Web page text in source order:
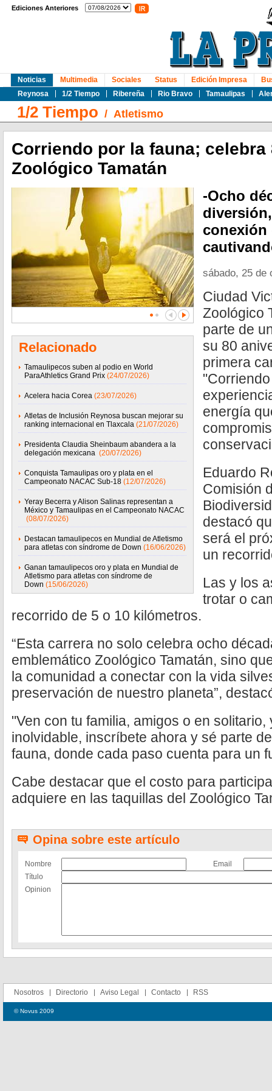
Ediciones Anteriores
Noticias
Reynosa
1/2 Tiempo Ribereña Rio Bravo Tamaulipas
Multimedia Sociales Status Edición Impresa
1/2 Tiempo / Atletismo
Corriendo por la fauna; celebra
Zoológico Tamatán
Relacionado
Tamaulipecos suben al podio en World
ParaAthletics Grand Prix (24/07/2026)
Acelera hacia Corea (23/07/2026)
Atletas de Inclusión Reynosa buscan mejorar su
ranking internacional en Tlaxcala (21/07/2026)
Presidenta Claudia Sheinbaum abandera a la
delegación mexicana (20/07/2026)
Conquista Tamaulipas oro y plata en el
Campeonato NACAC Sub-18 (12/07/2026)
Yeray Becerra y Alison Salinas representan a
México y Tamaulipas en el Campeonato NACAC
(08/07/2026)
Destacan tamaulipecos en Mundial de Atletismo
para atletas con síndrome de Down (16/06/2026)
Ganan tamaulipecos oro y plata en Mundial de
Atletismo para atletas con síndrome de
Down (15/06/2026)
-Ocho
conexión
sábado, 25 de
Ciudad
Zoológico
parte de
su 80
primera
energía
Eduardo
Comisión
destacó
será el
un
Las y los
trotar o
recorrido de 5 o 10 kilómetros.
“Esta carrera no solo celebra ocho
emblemático Zoológico Tamatán, sino
la comunidad a conectar con la vida
preservación de nuestro planeta”,
"Ven con tu familia, amigos o en
inolvidable, inscríbete ahora y sé parte
fauna, donde cada paso cuenta para un
Cabe destacar que el costo para
adquiere en las taquillas del Zoológico
Opina sobre este artículo
Nombre
Email
Título
Opinion
Nosotros Directorio Aviso Legal Contacto RSS
© Novus 2009